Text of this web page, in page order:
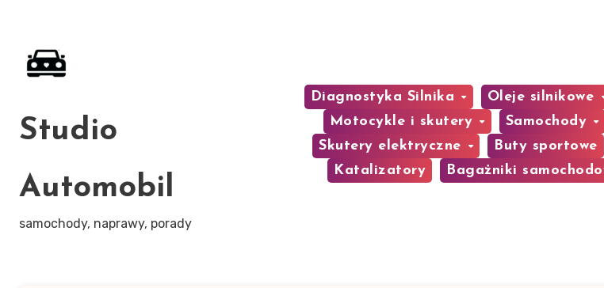
content
Studio
Automobil
samochody, naprawy, porady
Diagnostyka Silnika Oleje silnikowe
Motocykle i skutery
Samochody
Skutery elektryczne
Buty sportowe
Katalizatory
Bagażniki